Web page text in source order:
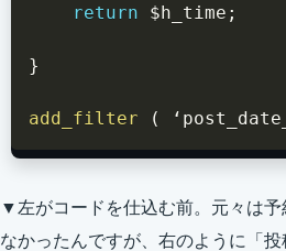
return $h_time ;
}
add_filter (
▼左がコードを仕込む前。元々は
なかったんですが、右のように「